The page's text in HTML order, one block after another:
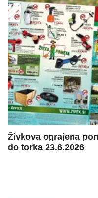
Živkova ograjena
do torka 23.6.2026